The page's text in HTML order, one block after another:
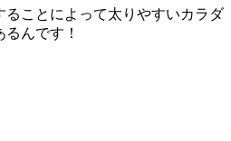
ることによって太りやすいカラダ
んです！